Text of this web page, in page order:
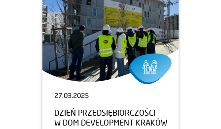
27.03.2025
DZIEŃ PRZEDSIĘBIORCZOŚCI
W DOM DEVELOPMENT KRAKÓW